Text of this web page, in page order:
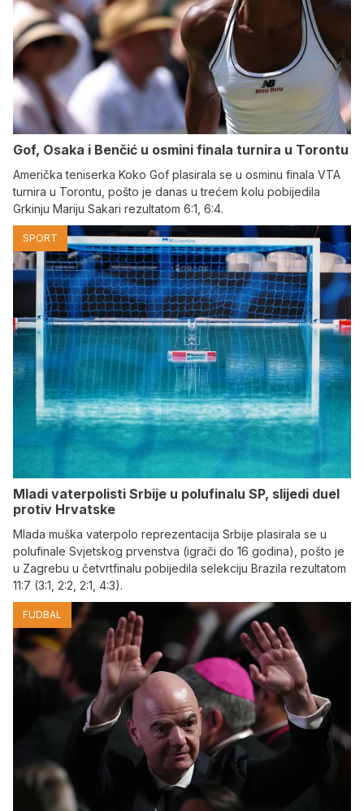
Gof, Osaka i Benčić u osmini finala turnira u Torontu
Američka teniserka Koko Gof plasirala se u osminu finala VTA
turnira u Torontu, pošto je danas u trećem kolu pobijedila
Grkinju Mariju Sakari rezultatom 6:1, 6:4.
SPORT
Mladi vaterpolisti Srbije u polufinalu SP, slijedi duel
protiv Hrvatske
Mlada muška vaterpolo reprezentacija Srbije plasirala se u
polufinale Svjetskog prvenstva (igrači do 16 godina), pošto je
u Zagrebu u četvrtfinalu pobijedila selekciju Brazila rezultatom
11:7 (3:1, 2:2, 2:1, 4:3).
FUDBAL